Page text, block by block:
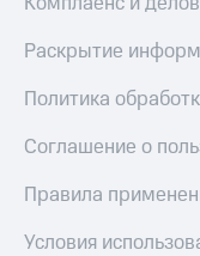
Раскрытие
Политика
Соглашение о
Правила
Условия